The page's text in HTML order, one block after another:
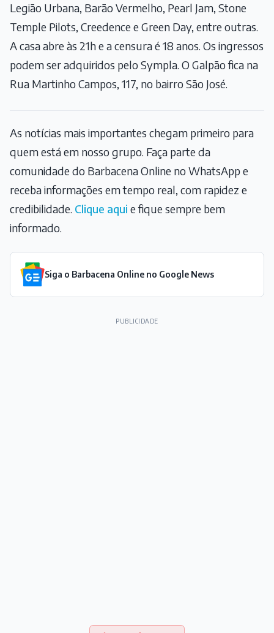
Legião Urbana, Barão Vermelho, Pearl Jam, Stone
Temple Pilots, Creedence e Green Day, entre outras.
A casa abre às 21h e a censura é 18 anos. Os ingressos
podem ser adquiridos pelo Sympla. O Galpão fica na
Rua Martinho Campos, 117, no bairro São José.
As notícias mais importantes chegam primeiro para
quem está em nosso grupo. Faça parte da
comunidade do Barbacena Online no WhatsApp e
receba informações em tempo real, com rapidez e
credibilidade. Clique aqui e fique sempre bem
informado.
Siga o Barbacena Online no Google News
PUBLICIDADE